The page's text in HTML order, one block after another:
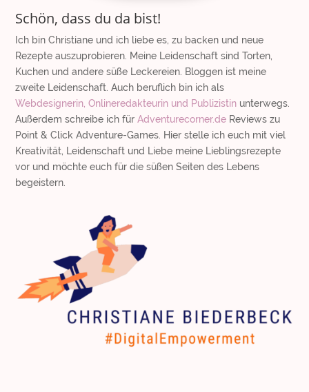
Schön, dass du da bist!
Ich bin Christiane und ich liebe es, zu backen und neue
Rezepte auszuprobieren. Meine Leidenschaft sind Torten,
Kuchen und andere süße Leckereien. Bloggen ist meine
zweite Leidenschaft. Auch beruflich bin ich als
Webdesignerin, Onlineredakteurin und Publizistin unterwegs.
Außerdem schreibe ich fürAdventurecorner.de Reviews zu
Point & Click Adventure-Games. Hier stelle ich euch mit viel
Kreativität, Leidenschaft und Liebe meine Lieblingsrezepte
vor und möchte euch für die süßen Seiten des Lebens
begeistern.